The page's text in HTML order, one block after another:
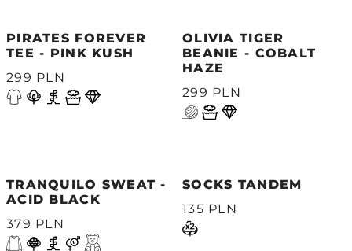
PIRATES FOREVER
TEE - PINK KUSH
299 PLN
OLIVIA TIGER
BEANIE - COBALT
HAZE
299 PLN
TRANQUILO SWEAT -
ACID BLACK
379 PLN
SOCKS TANDEM
135 PLN